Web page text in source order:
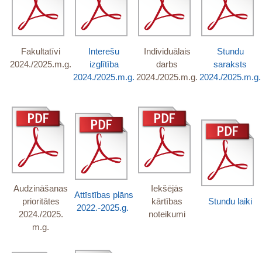
Fakultatīvi
2024./2025.m.g.
Interešu
izglītība
2024./2025.m.g.
Individuālais
darbs
2024./2025.m.g.
Stundu
saraksts
2024./2025.m.g.
Audzināšanas
prioritātes
2024./2025.
m.g.
Attīstības plāns
2022.-2025.g.
Iekšējās
kārtības
noteikumi
Stundu laiki